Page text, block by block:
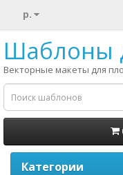
р.
Шаблоны
Векторные макеты для
Категории